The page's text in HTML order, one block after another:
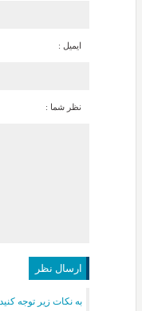
ایمیل :
نظر شما :
به نکات زیر توجه کنید